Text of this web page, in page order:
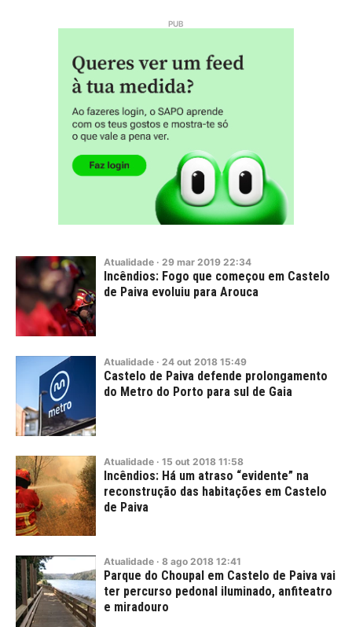
Atualidade · 29 mar 2019 22:34
Incêndios: Fogo que começou em Castelo
de Paiva evoluiu para Arouca
Atualidade · 24 out 2018 15:49
Castelo de Paiva defende prolongamento
do Metro do Porto para sul de Gaia
Atualidade · 15 out 2018 11:58
Incêndios: Há um atraso “evidente” na
reconstrução das habitações em Castelo
de Paiva
Atualidade · 8 ago 2018 12:41
Parque do Choupal em Castelo de Paiva vai
ter percurso pedonal iluminado, anfiteatro
e miradouro